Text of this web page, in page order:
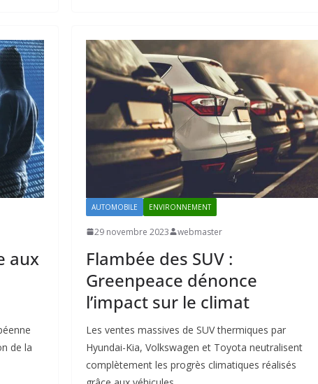
aux
de la
AUTOMOBILE ENVIRONNEMENT
29 novembre 2023 webmaster
Flambée des SUV :
Greenpeace dénonce
l’impact sur le climat
Les ventes massives de SUV thermiques par
Hyundai-Kia, Volkswagen et Toyota neutralisent
complètement les progrès climatiques réalisés